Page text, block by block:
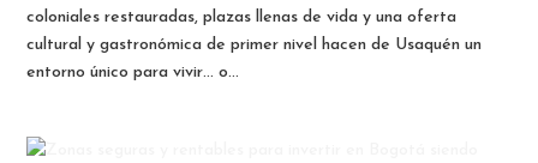
coloniales restauradas, plazas llenas de vida y una oferta
cultural y gastronómica de primer nivel hacen de Usaquén un
entorno único para vivir… o...